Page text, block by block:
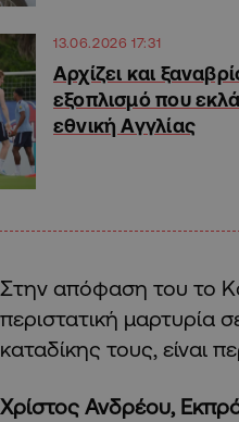
13.06.2026 17:31
Αρχίζει και
εξοπλισμό που
εθνική Αγγλίας
Στην απόφαση του το
περιστατική μαρτυρία
καταδίκης τους, είναι
Χρίστος Ανδρέου,